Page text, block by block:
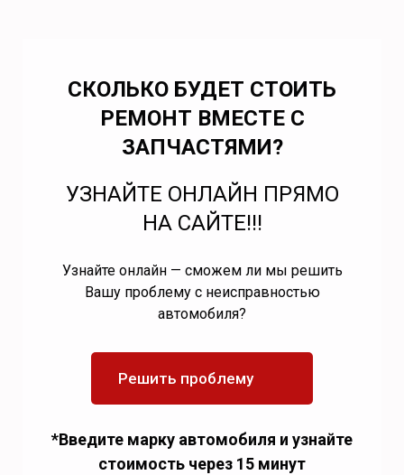
СКОЛЬКО БУДЕТ СТОИТЬ
РЕМОНТ ВМЕСТЕ С
ЗАПЧАСТЯМИ?
УЗНАЙТЕ ОНЛАЙН ПРЯМО
НА САЙТЕ!!!
Узнайте онлайн — сможем ли мы решить
Вашу проблему с неисправностью
автомобиля?
Решить проблему
*Введите марку автомобиля и узнайте
стоимость через 15 минут